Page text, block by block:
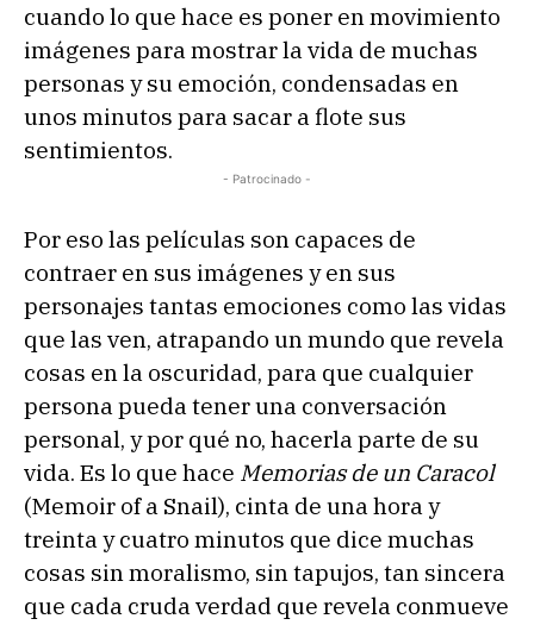
cuando lo que hace es poner en movimiento
imágenes para mostrar la vida de muchas
personas y su emoción, condensadas en
unos minutos para sacar a flote sus
sentimientos.
- Patrocinado -
Por eso las películas son capaces de
contraer en sus imágenes y en sus
personajes tantas emociones como las vidas
que las ven, atrapando un mundo que revela
cosas en la oscuridad, para que cualquier
persona pueda tener una conversación
personal, y por qué no, hacerla parte de su
vida. Es lo que hace Memorias de un Caracol
(Memoir of a Snail), cinta de una hora y
treinta y cuatro minutos que dice muchas
cosas sin moralismo, sin tapujos, tan sincera
que cada cruda verdad que revela conmueve